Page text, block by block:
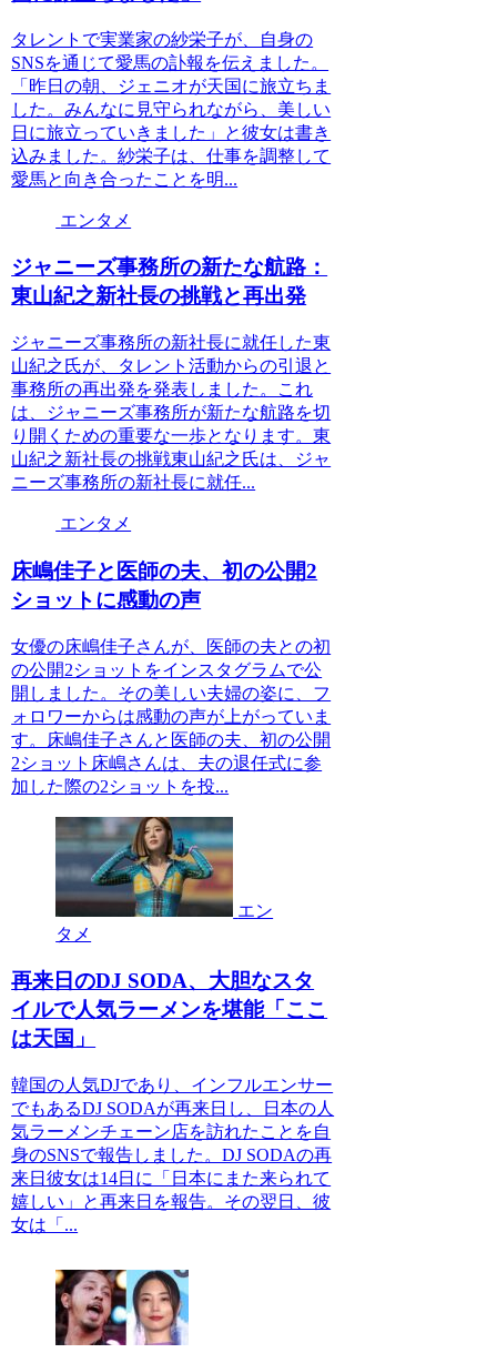
タレントで実業家の紗栄子が、自身の
SNSを通じて愛馬の訃報を伝えました。
「昨日の朝、ジェニオが天国に旅立ちま
した。みんなに見守られながら、美しい
日に旅立っていきました」と彼女は書き
込みました。紗栄子は、仕事を調整して
愛馬と向き合ったことを明...
エンタメ
ジャニーズ事務所の新たな航路：
東山紀之新社長の挑戦と再出発
ジャニーズ事務所の新社長に就任した東
山紀之氏が、タレント活動からの引退と
事務所の再出発を発表しました。これ
は、ジャニーズ事務所が新たな航路を切
り開くための重要な一歩となります。東
山紀之新社長の挑戦東山紀之氏は、ジャ
ニーズ事務所の新社長に就任...
エンタメ
床嶋佳子と医師の夫、初の公開2
ショットに感動の声
女優の床嶋佳子さんが、医師の夫との初
の公開2ショットをインスタグラムで公
開しました。その美しい夫婦の姿に、フ
ォロワーからは感動の声が上がっていま
す。床嶋佳子さんと医師の夫、初の公開
2ショット床嶋さんは、夫の退任式に参
加した際の2ショットを投...
エン
タメ
再来日のDJ SODA、大胆なスタ
イルで人気ラーメンを堪能「ここ
は天国」
韓国の人気DJであり、インフルエンサー
でもあるDJ SODAが再来日し、日本の人
気ラーメンチェーン店を訪れたことを自
身のSNSで報告しました。DJ SODAの再
来日彼女は14日に「日本にまた来られて
嬉しい」と再来日を報告。その翌日、彼
女は「...